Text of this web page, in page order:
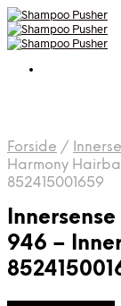
Forside /
Harmony
852415001659
946 –